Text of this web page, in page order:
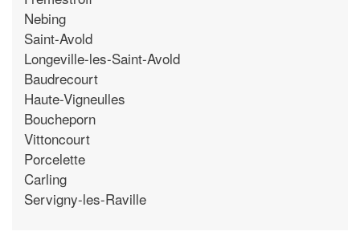
Nebing
Saint-Avold
Longeville-les-Saint-Avold
Baudrecourt
Haute-Vigneulles
Boucheporn
Vittoncourt
Porcelette
Carling
Servigny-les-Raville